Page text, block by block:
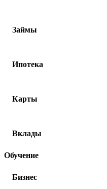
Займы
Ипотека
Карты
Вклады
Обучение
Бизнес